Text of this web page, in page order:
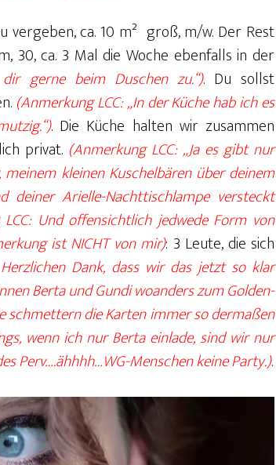
ca. 10 m² groß, m/w. Der Rest
30, ca. 3 Mal die Woche ebenfalls in der
gerne beim Duschen zu.“). Du sollst
(Anmerkung LCC: „In der Küche hab ich es
. Die Küche halten wir zusammen
privat. (Anmerkung LCC: „Ja es gibt nur
kleinen Kuschelbären über deinem
deiner Arielle-Nachttischlampe versteckt
Und offensichtlich jedwede Form von
ist NICHT von mir): 3 Leute, die sich
Dank, dass wir das jetzt so klar
Berta und Gundi woanders zum Golden-
schmettern die Karten immer so dermaßen
wenn ich nur Berta einlade, sind wir nur
Perv….ähhhh…WG-Menschen keine Party.).